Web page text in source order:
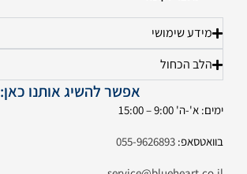
מידע שימושי
הלב הכחול
אפשר להשיג אותנו כאן:
ימים: א'-ה' 9:00 – 15:00
בוואטסאפ: 055-9626893